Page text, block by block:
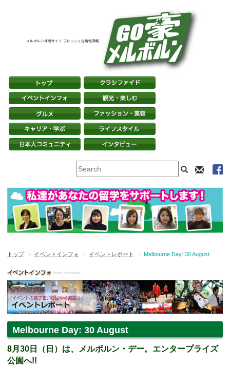
メルボルン体感サイト フレッシュな情報満載
トップ イベントインフォ イベントレポート Melbourne Day: 30 August
Melbourne Day: 30 August
8月30日（日）は、メルボルン・デー。エンタープライズ
公園へ!!